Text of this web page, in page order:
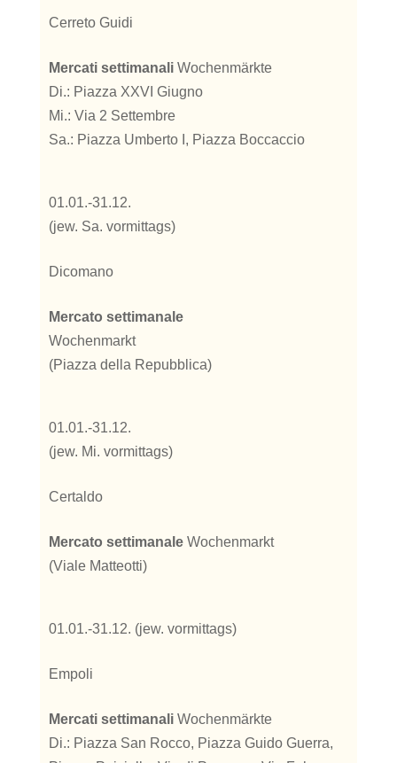
Cerreto Guidi
Mercati settimanali Wochenmärkte
Di.: Piazza XXVI Giugno
Mi.: Via 2 Settembre
Sa.: Piazza Umberto I, Piazza Boccaccio
01.01.-31.12.
(jew. Sa. vormittags)
Dicomano
Mercato settimanale
Wochenmarkt
(Piazza della Repubblica)
01.01.-31.12.
(jew. Mi. vormittags)
Certaldo
Mercato settimanale Wochenmarkt
(Viale Matteotti)
01.01.-31.12. (jew. vormittags)
Empoli
Mercati settimanali Wochenmärkte
Di.: Piazza San Rocco, Piazza Guido Guerra,